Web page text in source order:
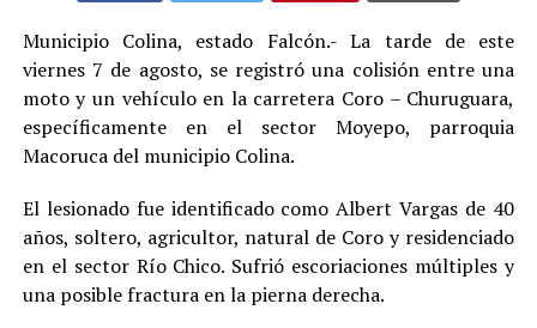
Municipio Colina, estado Falcón.- La tarde de este
viernes 7 de agosto, se registró una colisión entre una
moto y un vehículo en la carretera Coro – Churuguara,
específicamente en el sector Moyepo, parroquia
Macoruca del municipio Colina.
El lesionado fue identificado como Albert Vargas de 40
años, soltero, agricultor, natural de Coro y residenciado
en el sector Río Chico. Sufrió escoriaciones múltiples y
una posible fractura en la pierna derecha.